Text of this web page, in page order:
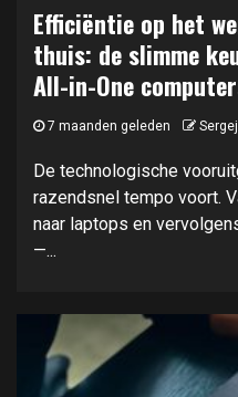
Efficiëntie op het
thuis: de slimme
All-in-One
7 maanden geleden
De technologische
razendsnel tempo voort.
naar laptops en
—...